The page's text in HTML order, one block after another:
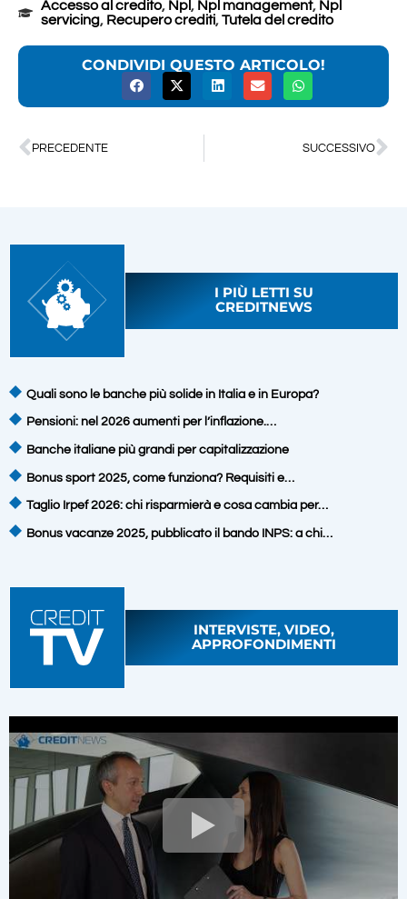
Accesso al credito, Npl, Npl management, Npl
servicing, Recupero crediti,Tutela del credito
CONDIVIDI QUESTO ARTICOLO!
PRECEDENTE SUCCESSIVO
I PIÙ LETTI SU
CREDITNEWS
Quali sono le banche più solide in Italia e in Europa?
Pensioni: nel 2026 aumenti per l’inflazione.…
Banche italiane più grandi per capitalizzazione
Bonus sport 2025, come funziona? Requisiti e…
Taglio Irpef 2026: chi risparmierà e cosa cambia per…
Bonus vacanze 2025, pubblicato il bando INPS: a chi…
INTERVISTE, VIDEO,
APPROFONDIMENTI